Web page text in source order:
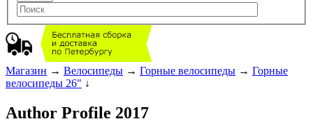
Магазин → Велосипеды → Горные велосипеды → Горные
велосипеды 26" ↓
Author Profile 2017